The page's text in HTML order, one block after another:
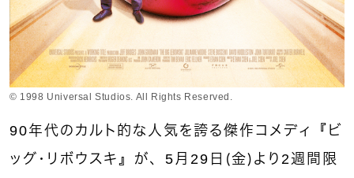
© 1998 Universal Studios. All Rights Reserved.
90年代のカルト的な人気を誇る傑作コメディ『ビ
ッグ・リボウスキ』が、5月29日（金）より2週間限